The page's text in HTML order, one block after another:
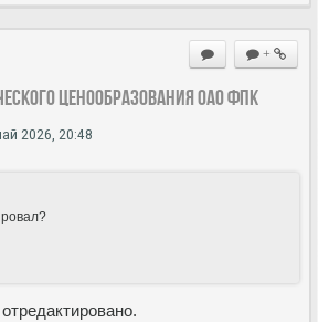
+
ценообразования ОАО ФПК
2026, 20:48